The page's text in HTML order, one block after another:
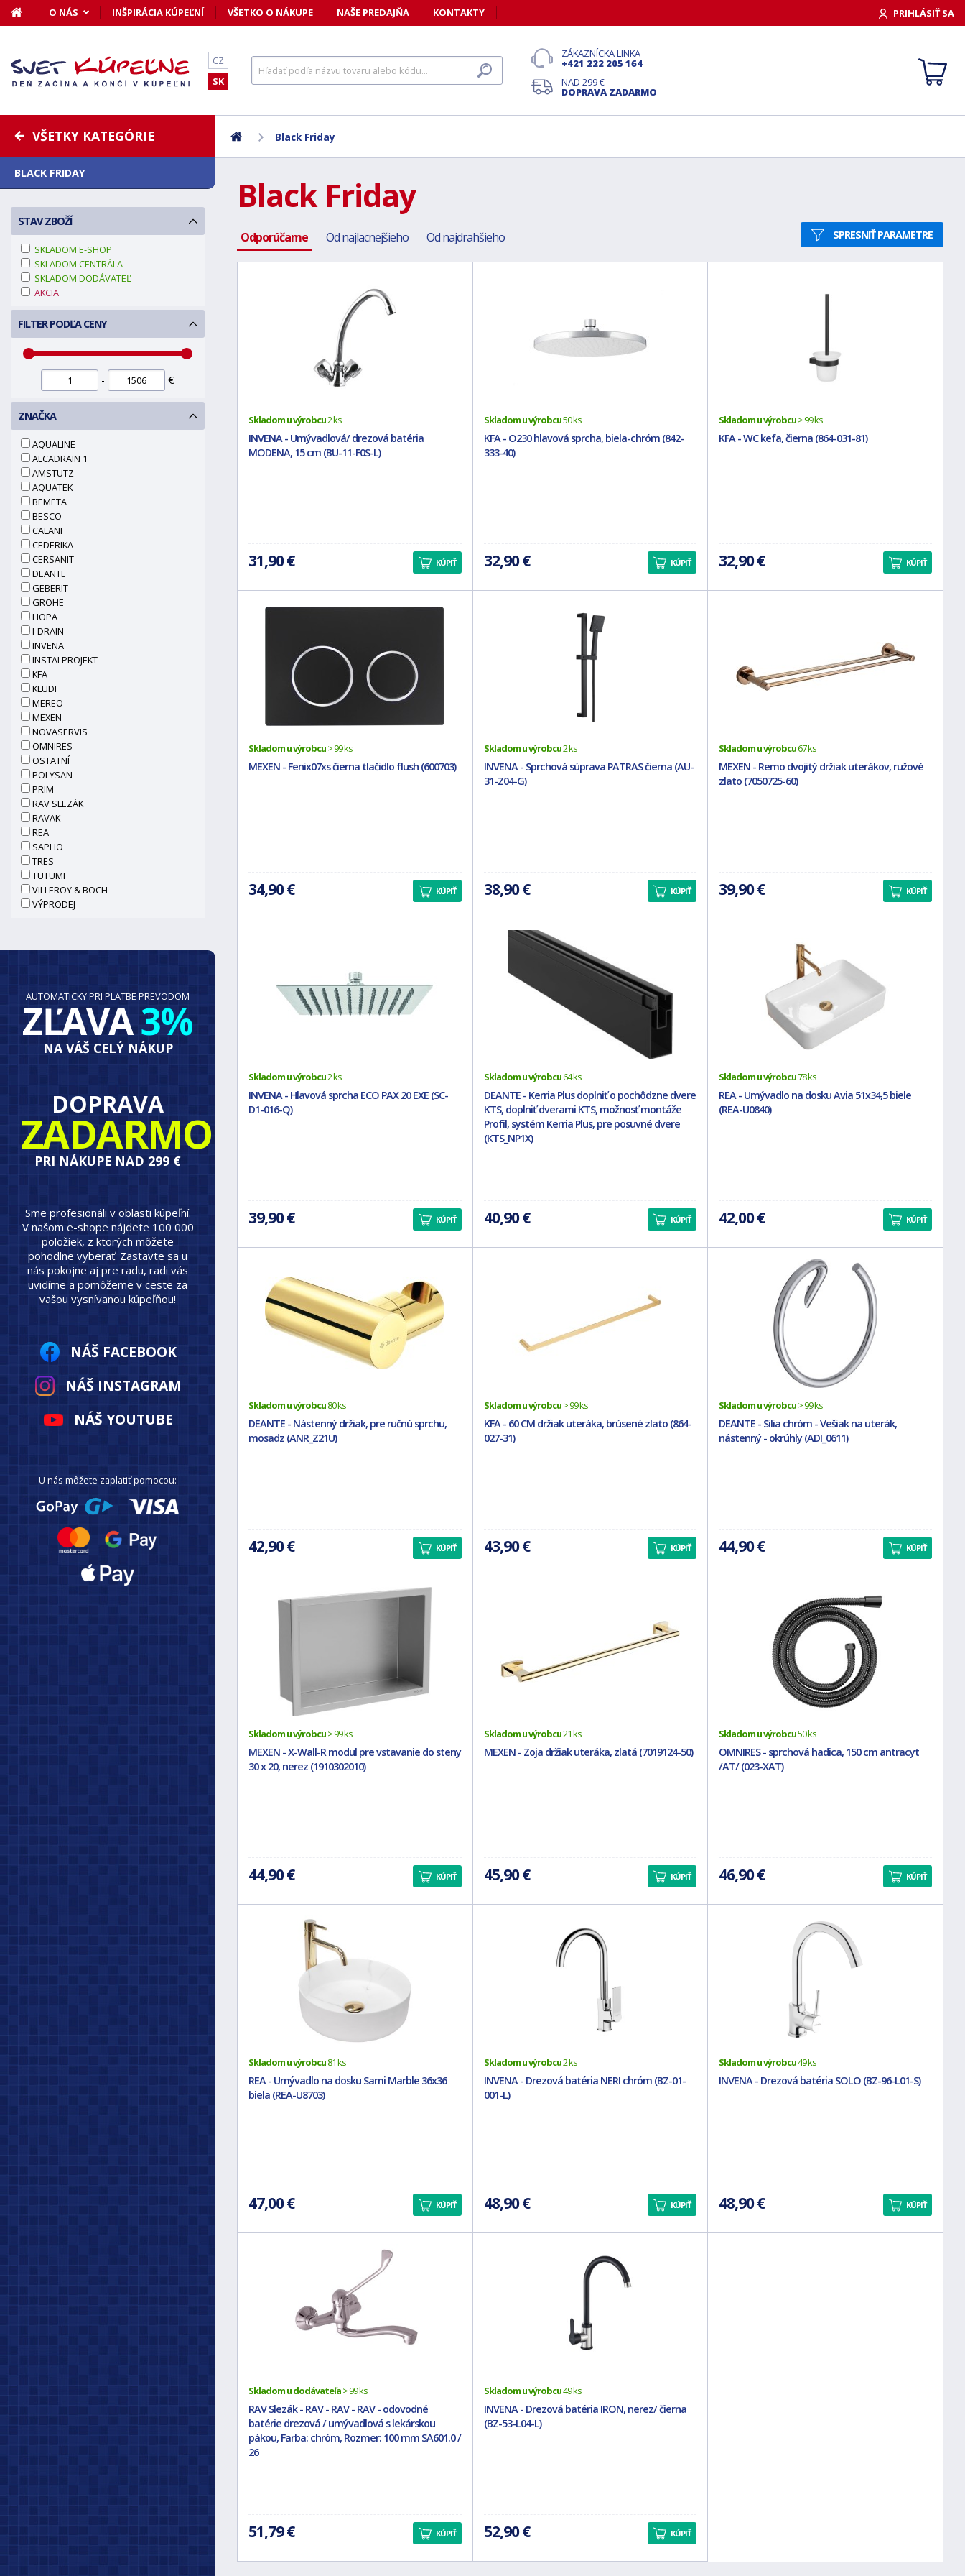
O NÁS INŠPIRÁCIA KÚPEĽNÍ VŠETKO O NÁKUPE NAŠE PREDAJŇA KONTAKTY PRIHLÁSIŤ SA
CZ
SK
ZÁKAZNÍCKA LINKA
+421 222 205 164
NAD 299 €
DOPRAVA ZADARMO
Black Friday
Black Friday
Odporúčame Od najlacnejšieho Od najdrahšieho SPRESNIŤ PARAMETRE
Skladom u výrobcu2 ks
INVENA - Umývadlová/ drezová batéria
MODENA, 15 cm (BU-11-F0S-L)
31,90 € KÚPIŤ
Skladom u výrobcu50 ks
KFA - O230 hlavová sprcha, biela-chróm (842-
333-40)
32,90 € KÚPIŤ
Skladom u výrobcu> 99 ks
KFA - WC kefa, čierna (864-031-81)
32,90 € KÚPIŤ
Skladom u výrobcu> 99 ks
MEXEN - Fenix07xs čierna tlačidlo flush (600703)
34,90 € KÚPIŤ
Skladom u výrobcu2 ks
INVENA - Sprchová súprava PATRAS čierna (AU-
31-Z04-G)
38,90 € KÚPIŤ
Skladom u výrobcu67 ks
MEXEN - Remo dvojitý držiak uterákov, ružové
zlato (7050725-60)
39,90 € KÚPIŤ
Skladom u výrobcu2 ks
INVENA - Hlavová sprcha ECO PAX 20 EXE (SC-
D1-016-Q)
39,90 € KÚPIŤ
Skladom u výrobcu64 ks
DEANTE - Kerria Plus doplniť o pochôdzne dvere
KTS, doplniť dverami KTS, možnosť montáže
Profil, systém Kerria Plus, pre posuvné dvere
(KTS_NP1X)
40,90 € KÚPIŤ
Skladom u výrobcu78 ks
REA - Umývadlo na dosku Avia 51x34,5 biele
(REA-U0840)
42,00 € KÚPIŤ
Skladom u výrobcu80 ks
DEANTE - Nástenný držiak, pre ručnú sprchu,
mosadz (ANR_Z21U)
42,90 € KÚPIŤ
Skladom u výrobcu> 99 ks
KFA - 60 CM držiak uteráka, brúsené zlato (864-
027-31)
43,90 € KÚPIŤ
Skladom u výrobcu> 99 ks
DEANTE - Silia chróm - Vešiak na uterák,
nástenný - okrúhly (ADI_0611)
44,90 € KÚPIŤ
Skladom u výrobcu> 99 ks
MEXEN - X-Wall-R modul pre vstavanie do steny
30 x 20, nerez (1910302010)
44,90 € KÚPIŤ
Skladom u výrobcu21 ks
MEXEN - Zoja držiak uteráka, zlatá (7019124-50)
45,90 € KÚPIŤ
Skladom u výrobcu50 ks
OMNIRES - sprchová hadica, 150 cm antracyt
/AT/ (023-XAT)
46,90 € KÚPIŤ
Skladom u výrobcu81 ks
REA - Umývadlo na dosku Sami Marble 36x36
biela (REA-U8703)
47,00 € KÚPIŤ
Skladom u výrobcu2 ks
INVENA - Drezová batéria NERI chróm (BZ-01-
001-L)
48,90 € KÚPIŤ
Skladom u výrobcu49 ks
INVENA - Drezová batéria SOLO (BZ-96-L01-S)
48,90 € KÚPIŤ
Skladom u dodávateľa> 99 ks
RAV Slezák - RAV - RAV - RAV - odovodné
batérie drezová / umývadlová s lekárskou
pákou, Farba: chróm, Rozmer: 100 mm SA601.0 /
26
51,79 € KÚPIŤ
Skladom u výrobcu49 ks
INVENA - Drezová batéria IRON, nerez/ čierna
(BZ-53-L04-L)
52,90 € KÚPIŤ
VŠETKY KATEGÓRIE
BLACK FRIDAY
STAV ZBOŽÍ
SKLADOM E-SHOP
SKLADOM CENTRÁLA
SKLADOM DODÁVATEĽ
AKCIA
FILTER PODĽA CENY
- €
ZNAČKA
AQUALINE
ALCADRAIN 1
AMSTUTZ
AQUATEK
BEMETA
BESCO
CALANI
CEDERIKA
CERSANIT
DEANTE
GEBERIT
GROHE
HOPA
I-DRAIN
INVENA
INSTALPROJEKT
KFA
KLUDI
MEREO
MEXEN
NOVASERVIS
OMNIRES
OSTATNÍ
POLYSAN
PRIM
RAV SLEZÁK
RAVAK
REA
SAPHO
TRES
TUTUMI
VILLEROY & BOCH
VÝPRODEJ
AUTOMATICKY PRI PLATBE PREVODOM
ZĽAVA3%
NA VÁŠ CELÝ NÁKUP
DOPRAVA
ZADARMO
PRI NÁKUPE NAD 299 €
Sme profesionáli v oblasti kúpeľní.
V našom e-shope nájdete 100 000
položiek, z ktorých môžete
pohodlne vyberať. Zastavte sa u
nás pokojne aj pre radu, radi vás
uvidíme a pomôžeme v ceste za
vašou vysnívanou kúpeľňou!
NÁŠ FACEBOOK
NÁŠ INSTAGRAM
NÁŠ YOUTUBE
U nás môžete zaplatiť pomocou: